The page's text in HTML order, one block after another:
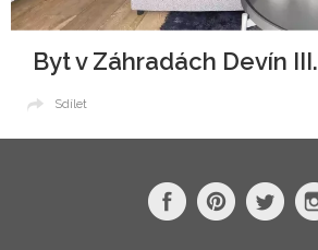
Byt v Záhradách Devín III.
Sdílet